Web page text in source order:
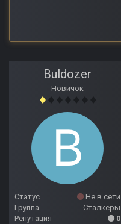
Buldozer
Новичок
Статус
Не в сети
Группа
Сталкеры
Репутация
0